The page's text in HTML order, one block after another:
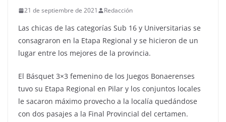
21 de septiembre de 2021 Redacción
Las chicas de las categorías Sub 16 y Universitarias se
consagraron en la Etapa Regional y se hicieron de un
lugar entre los mejores de la provincia.
El Básquet 3×3 femenino de los Juegos Bonaerenses
tuvo su Etapa Regional en Pilar y los conjuntos locales
le sacaron máximo provecho a la localía quedándose
con dos pasajes a la Final Provincial del certamen.